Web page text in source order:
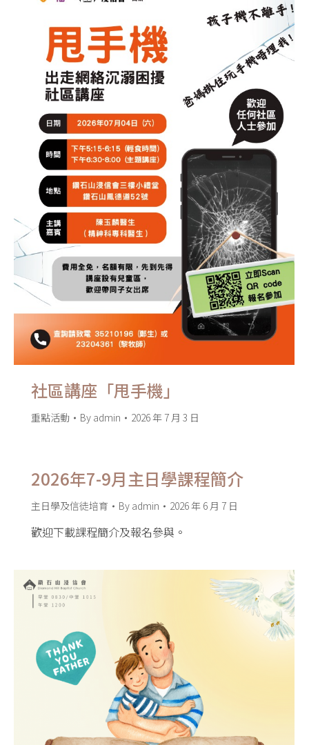
社區講座「甩手機」
重點活動 By admin 2026 年 7 月 3 日
2026年7-9月主日學課程簡介
主日學及信徒培育 By admin 2026 年 6 月 7 日
歡迎下載課程簡介及報名參與。